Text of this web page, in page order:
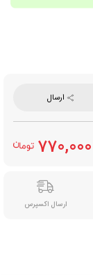
ارسال
770,000
ارسال اکسپرس